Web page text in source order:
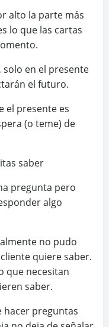
alto la parte más
lo que las cartas
en el presente
el futuro.
el presente es
(o teme) de
saber
pregunta pero
algo
no pudo
quiere saber.
que necesitan
saber.
hacer preguntas